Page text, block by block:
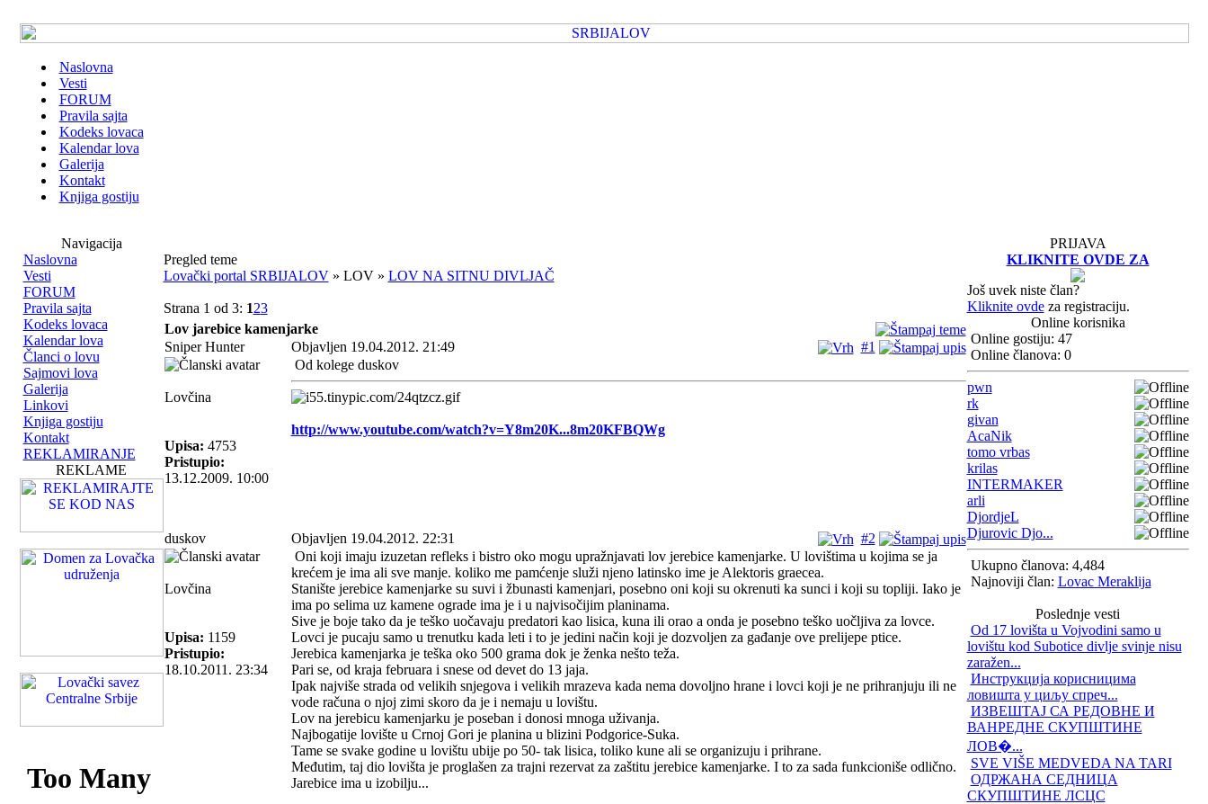
Naslovna
Vesti
FORUM
Pravila sajta
Kodeks lovaca
Kalendar lova
Galerija
Kontakt
Knjiga gostiju
Navigacija
Naslovna
Vesti
FORUM
Pravila sajta
Kodeks lovaca
Kalendar lova
Članci o lovu
Sajmovi lova
Galerija
Linkovi
Knjiga gostiju
Kontakt
REKLAMIRANJE
REKLAME
Pregled teme
Lovački portal SRBIJALOV» LOV » LOV NA SITNU DIVLJAČ
Strana 1 od 3: 123
Lov jarebice kamenjarke
Sniper Hunter
#1
Objavljen 19.04.2012. 21:49
Lovčina
Upisa: 4753
Pristupio:
13.12.2009. 10:00
Od kolege duskov
http://www.youtube.com/watch?v=Y8m20K...8m20KFBQWg
duskov #2
Objavljen 19.04.2012. 22:31
Lovčina
Upisa: 1159
Pristupio:
18.10.2011. 23:34
Oni koji imaju izuzetan refleks i bistro oko mogu upražnjavati lov jerebice kamenjarke. U lovištima u kojima se ja
krećem je ima ali sve manje. koliko me pamćenje služi njeno latinsko ime je Alektoris graecea.
Stanište jerebice kamenjarke su suvi i žbunasti kamenjari, posebno oni koji su okrenuti ka sunci i koji su topliji. Iako je
ima po selima uz kamene ograde ima je i u najvisočijim planinama.
Sive je boje tako da je teško uočavaju predatori kao lisica, kuna ili orao a onda je posebno teško uočljiva za lovce.
Lovci je pucaju samo u trenutku kada leti i to je jedini način koji je dozvoljen za gađanje ove prelijepe ptice.
Jerebica kamenjarka je teška oko 500 grama dok je ženka nešto teža.
Pari se, od kraja februara i snese od devet do 13 jaja.
Ipak najviše strada od velikih snjegova i velikih mrazeva kada nema dovoljno hrane i lovci koji je ne prihranjuju ili ne
vode računa o njoj zimi skoro da je i nemaju u lovištu.
Lov na jerebicu kamenjarku je poseban i donosi mnoga uživanja.
Najbogatije lovište u Crnoj Gori je planina u blizini Podgorice-Suka.
Tame se svake godine u lovištu ubije po 50- tak lisica, toliko kune ali se organizuju i prihrane.
Međutim, taj dio lovišta je proglašen za trajni rezervat za zaštitu jerebice kamenjarke. I to za sada funkcioniše odlično.
Jarebice ima u izobilju...
PRIJAVA
KLIKNITE OVDE ZA
Još uvek niste član?
Kliknite ovdeza registraciju.
Online korisnika
Online gostiju: 47
Online članova: 0
pwn
rk
givan
AcaNik
tomo vrbas
krilas
INTERMAKER
arli
DjordjeL
Djurovic Djo...
Ukupno članova: 4,484
Najnoviji član: Lovac Meraklija
Poslednje vesti
Od 17 lovišta u Vojvodini samo u
lovištu kod Subotice divlje svinje nisu
zaražen...
Инструкција корисницима
ловишта у циљу спреч...
ИЗВЕШТАЈ СА РЕДОВНЕ И
ВАНРЕДНЕ СКУПШТИНЕ
ЛОВ�...
SVE VIŠE MEDVEDA NA TARI
ОДРЖАНА СЕДНИЦА
СКУПШТИНЕ ЛСЦС